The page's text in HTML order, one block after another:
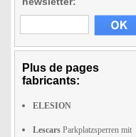
Plus de pages
fabricants:
ELESION
Lescars Parkplatzsperren mit